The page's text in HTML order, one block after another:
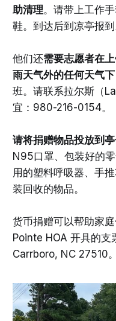
助清理。请带上工作
鞋。到达后到凉亭报到
他们还需要志愿者在
雨天气外的任何天气
班。请联系拉尔斯（
宜：980-216-0154。
请将捐赠物品投放到亭
N95口罩、包装好的
用的塑料呼吸器、手
装回收的物品。
货币捐赠可以帮助家
Pointe HOA 开具的支
Carrboro, NC 27510。